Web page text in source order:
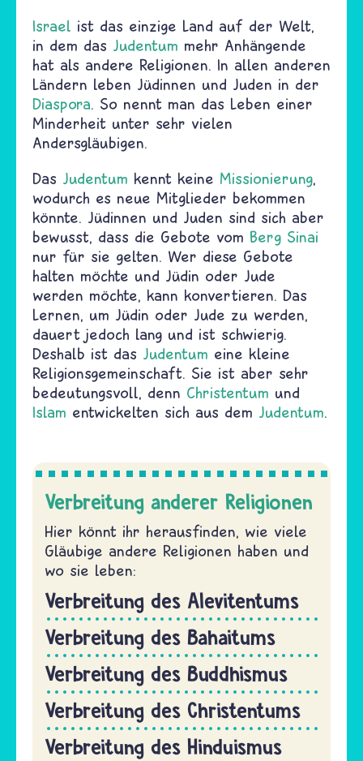
Israel ist das einzige Land auf der Welt,
in dem das Judentum mehr Anhängende
hat als andere Religionen. In allen anderen
Ländern leben Jüdinnen und Juden in der
Diaspora. So nennt man das Leben einer
Minderheit unter sehr vielen
Andersgläubigen.
Das Judentum kennt keine Missionierung,
wodurch es neue Mitglieder bekommen
könnte. Jüdinnen und Juden sind sich aber
bewusst, dass die Gebote vom Berg Sinai
nur für sie gelten. Wer diese Gebote
halten möchte und Jüdin oder Jude
werden möchte, kann konvertieren. Das
Lernen, um Jüdin oder Jude zu werden,
dauert jedoch lang und ist schwierig.
Deshalb ist das Judentum eine kleine
Religionsgemeinschaft. Sie ist aber sehr
bedeutungsvoll, denn Christentum und
Islam entwickelten sich aus dem Judentum.
Verbreitung anderer Religionen
Hier könnt ihr herausfinden, wie viele
Gläubige andere Religionen haben und
wo sie leben:
Verbreitung des Alevitentums
Verbreitung des Bahaitums
Verbreitung des Buddhismus
Verbreitung des Christentums
Verbreitung des Hinduismus